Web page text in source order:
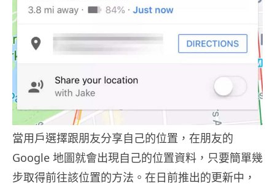
當用戶選擇跟朋友分享自己的位置，在朋友的
Google 地圖就會出現自己的位置資料，只要簡單幾
步取得前往該位置的方法。在日前推出的更新中，